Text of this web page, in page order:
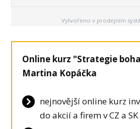
Vytvořeno v prodejním
Online kurz "Strategie
Martina Kopáčka
nejnovější online kurz
do akcií a firem v CZ a SK